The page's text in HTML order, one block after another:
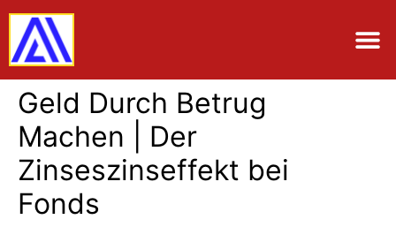
Geld Durch Betrug
Machen | Der
Zinseszinseffekt bei
Fonds